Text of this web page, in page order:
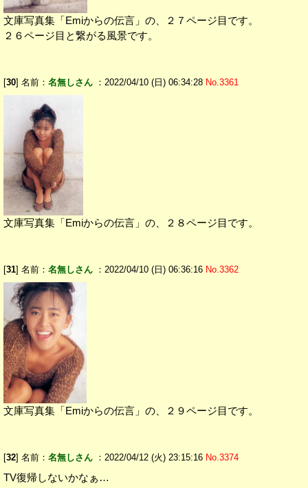
文庫写真集「Emiからの伝言」の、２７ページ目です。
２６ページ目と繋がる風景です。
[30] 名前： 名無しさん ：2022/04/10 (日) 06:34:28 No.3361
文庫写真集「Emiからの伝言」の、２８ページ目です。
[31] 名前： 名無しさん ：2022/04/10 (日) 06:36:16 No.3362
文庫写真集「Emiからの伝言」の、２９ページ目です。
[32] 名前： 名無しさん ：2022/04/12 (火) 23:15:16 No.3374
TV復帰しないかなぁ…